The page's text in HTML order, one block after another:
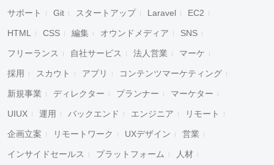
サポート Git スタートアップ Laravel EC2
HTML CSS 編集 オウンドメディア SNS
フリーランス 自社サービス 法人営業 マーケ
採用 スカウト アプリ コンテンツマーケティング
新規事業 ディレクター プランナー マーケター
UIUX 運用 バックエンド エンジニア リモート
企画立案 リモートワーク UXデザイン 営業
インサイドセールス プラットフォーム 人材